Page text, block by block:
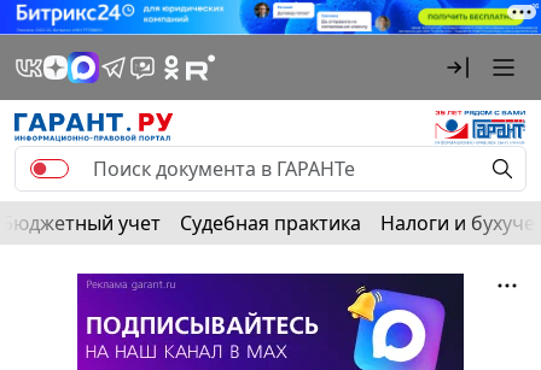
Бюджетный учет Судебная практика Налоги и